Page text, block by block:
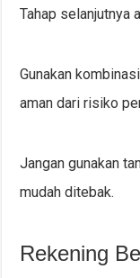
Tahap selanjutnya
Gunakan
aman dari risiko
Jangan gunakan
mudah ditebak.
Rekening